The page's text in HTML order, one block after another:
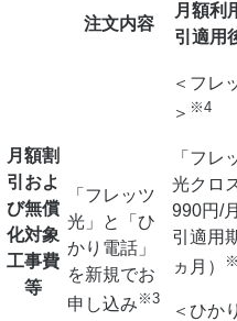
月額割
引およ
び無償
化対象
工事費
等
注文内容
月額利
引適用
「フレッツ
光」と「ひ
かり電話」
を新規でお
申し込み ※3
＜フレ
＞ ※4
「フレ
光クロ
990円/
引適用
ヵ月）
＜ひか